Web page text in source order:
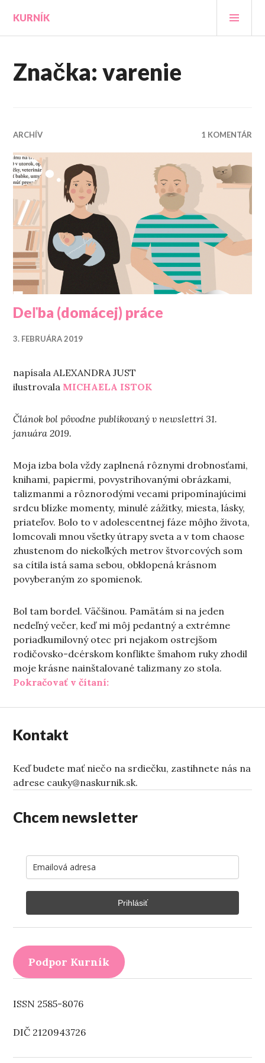
obsah
KURNÍK
Značka:varenie
ARCHÍV 1 KOMENTÁR
Deľba (domácej) práce
3. FEBRUÁRA 2019
napísala ALEXANDRA JUST
ilustrovala MICHAELA ISTOK
Článok bol pôvodne publikovaný v newslettri 31.
januára 2019.
Moja izba bola vždy zaplnená rôznymi drobnosťami,
knihami, papiermi, povystrihovanými obrázkami,
talizmanmi a rôznorodými vecami pripomínajúcimi
srdcu blízke momenty, minulé zážitky, miesta, lásky,
priateľov. Bolo to v adolescentnej fáze môjho života,
lomcovali mnou všetky útrapy sveta a v tom chaose
zhustenom do niekoľkých metrov štvorcových som
sa cítila istá sama sebou, obklopená krásnom
povyberaným zo spomienok.
Bol tam bordel. Väčšinou. Pamätám si na jeden
nedeľný večer, keď mi môj pedantný a extrémne
poriadkumilovný otec pri nejakom ostrejšom
rodičovsko-dcérskom konflikte šmahom ruky zhodil
moje krásne nainštalované talizmany zo stola.
Pokračovať v čítaní:„Deľba (domácej) práce“
Kontakt
Keď budete mať niečo na srdiečku, zastihnete nás na
adrese cauky@naskurnik.sk.
Chcem newsletter
Prihlásiť
Podpor Kurník
ISSN 2585-8076
DIČ 2120943726